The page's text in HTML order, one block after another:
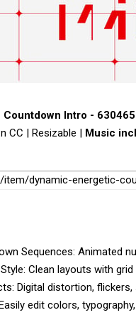
Countdown Intro -
CC | Resizable | Music
item/dynamic-energetic-
Sequences: Animated
Clean layouts with
Digital distortion,
edit colors,